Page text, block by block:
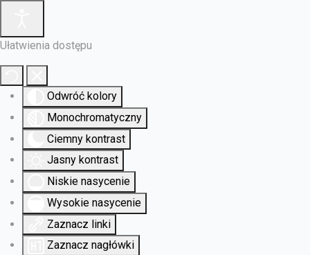
Ułatwienia dostępu
Odwróć kolory
Monochromatyczny
Ciemny kontrast
Jasny kontrast
Niskie nasycenie
Wysokie nasycenie
Zaznacz linki
Zaznacz nagłówki